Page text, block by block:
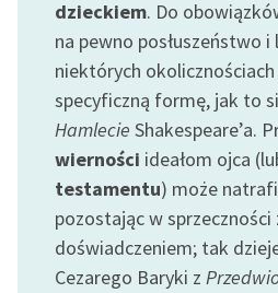
dzieckiem. Do
na pewno posłuszeństwo
niektórych
specyficzną formę, jak to
Hamlecie Shakespeare’a.
wierności ideałom ojca
testamentu) może
pozostając w
doświadczeniem; tak
Cezarego Baryki z